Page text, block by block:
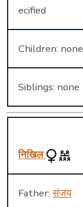
ecified
Children: none
Siblings: none
निखिल
Father:संजय